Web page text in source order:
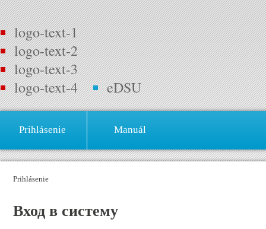
logo-text-1
logo-text-2
logo-text-3
logo-text-4
eDSU
Prihlásenie Manuál
Prihlásenie
Вход в систему